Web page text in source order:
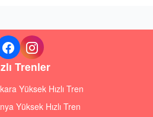
Trenler
Yüksek Hızlı Tren
Yüksek Hızlı Tren